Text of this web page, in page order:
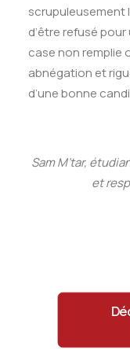
scrupuleusement
d’être refusé
case non remplie
abnégation et
d’une bonne
Sam M’tar,
et